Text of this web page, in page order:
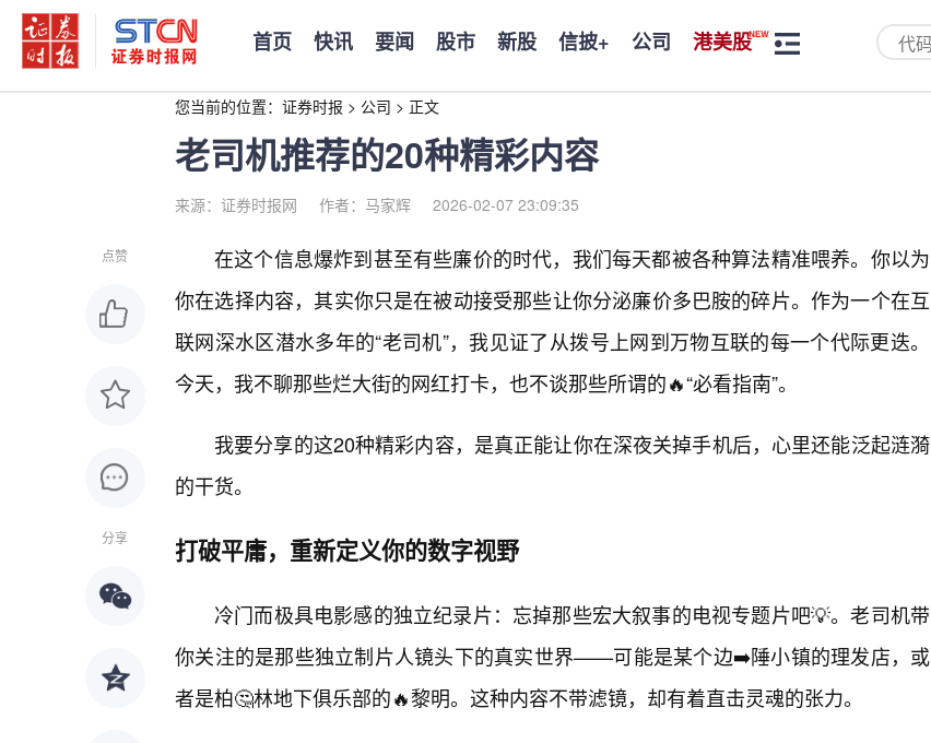
首页 快讯 要闻 股市 新股 信披+ 公司 港美股
您当前的位置： 证券时报 > 公司 > 正文
老司机推荐的20种精彩内容
来源：证券时报网 作者：马家辉 2026-02-07 23:09:35
点赞
分享
在这个信息爆炸到甚至有些廉价的时代，我们每天都被各种算法精准喂养。你以为
你在选择内容，其实你只是在被动接受那些让你分泌廉价多巴胺的碎片。作为一个在互
联网深水区潜水多年的“老司机”，我见证了从拨号上网到万物互联的每一个代际更迭。
今天，我不聊那些烂大街的网红打卡，也不谈那些所谓的🔥“必看指南”。
我要分享的这20种精彩内容，是真正能让你在深夜关掉手机后，心里还能泛起涟漪
的干货。
打破平庸，重新定义你的数字视野
冷门而极具电影感的独立纪录片：忘掉那些宏大叙事的电视专题片吧💡。老司机带
你关注的是那些独立制片人镜头下的真实世界——可能是某个边➡️陲小镇的理发店，或
者是柏🤔林地下俱乐部的🔥黎明。这种内容不带滤镜，却有着直击灵魂的张力。